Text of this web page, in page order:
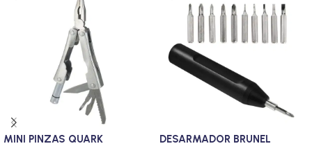
MINI PINZAS QUARK DESARMADOR BRUNEL